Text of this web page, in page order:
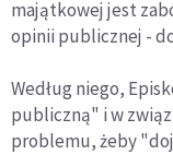
majątkowej jest
opinii publicznej -
Według niego,
publiczną" i w
problemu, żeby